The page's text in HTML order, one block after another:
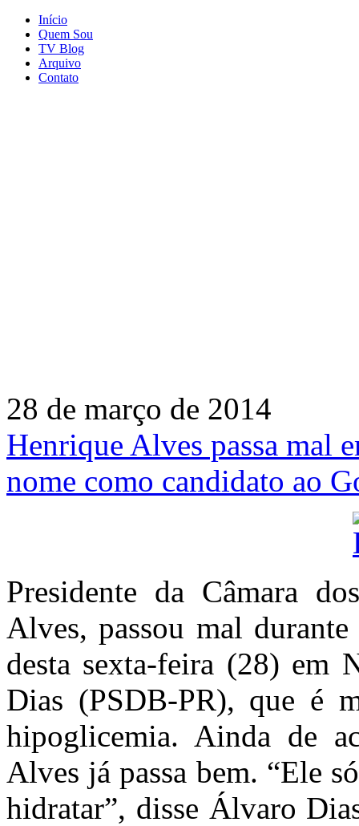
Início
Quem Sou
TV Blog
Arquivo
Contato
28 de março de 2014
Henrique Alves passa mal
nome como candidato ao
Presidente da Câmara
Alves, passou mal
desta sexta-feira (28) em
Dias (PSDB-PR), que é
hipoglicemia. Ainda de
Alves já passa bem. “Ele
hidratar”, disse Álvaro